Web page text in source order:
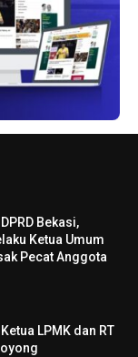
Bekasi,
Ketua Umum
Pecat Anggota
LPMK dan RT